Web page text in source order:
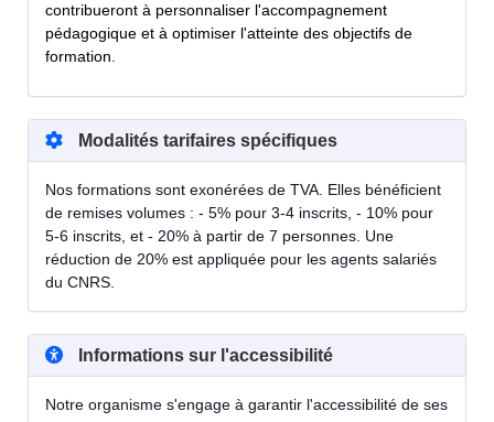
contribueront à personnaliser l'accompagnement
pédagogique et à optimiser l'atteinte des objectifs de
formation.
Modalités tarifaires spécifiques
Nos formations sont exonérées de TVA. Elles bénéficient
de remises volumes : - 5% pour 3-4 inscrits, - 10% pour
5-6 inscrits, et - 20% à partir de 7 personnes. Une
réduction de 20% est appliquée pour les agents salariés
du CNRS.
Informations sur l'accessibilité
Notre organisme s'engage à garantir l'accessibilité de ses